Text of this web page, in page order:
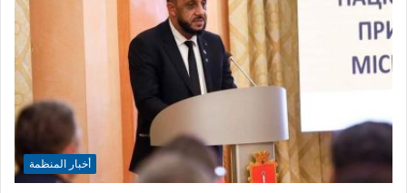
أخبار المنظمة